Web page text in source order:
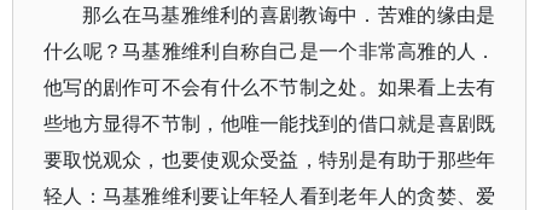
那么在马基雅维利的喜剧教诲中．苦难的缘由是
什么呢？马基雅维利自称自己是一个非常高雅的人．
他写的剧作可不会有什么不节制之处。如果看上去有
些地方显得不节制，他唯一能找到的借口就是喜剧既
要取悦观众，也要使观众受益，特别是有助于那些年
轻人：马基雅维利要让年轻人看到老年人的贪婪、爱